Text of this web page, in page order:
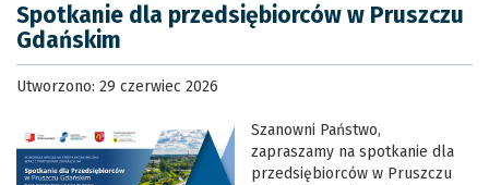
Spotkanie dla przedsiębiorców w Pruszczu
Gdańskim
Utworzono: 29 czerwiec 2026
Szanowni Państwo,
zapraszamy na spotkanie dla
przedsiębiorców w Pruszczu